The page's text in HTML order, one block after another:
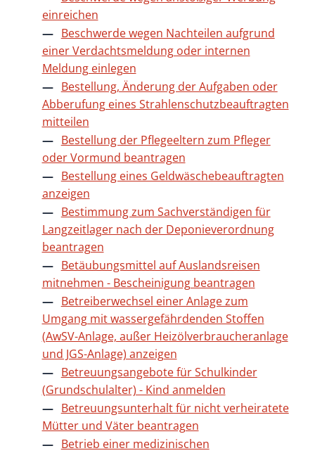
einreichen
Beschwerde wegen Nachteilen aufgrund
einer Verdachtsmeldung oder internen
Meldung einlegen
Bestellung, Änderung der Aufgaben oder
Abberufung eines Strahlenschutzbeauftragten
mitteilen
Bestellung der Pflegeeltern zum Pfleger
oder Vormund beantragen
Bestellung eines Geldwäschebeauftragten
anzeigen
Bestimmung zum Sachverständigen für
Langzeitlager nach der Deponieverordnung
beantragen
Betäubungsmittel auf Auslandsreisen
mitnehmen - Bescheinigung beantragen
Betreiberwechsel einer Anlage zum
Umgang mit wassergefährdenden Stoffen
(AwSV-Anlage, außer Heizölverbraucheranlage
und JGS-Anlage) anzeigen
Betreuungsangebote für Schulkinder
(Grundschulalter) - Kind anmelden
Betreuungsunterhalt für nicht verheiratete
Mütter und Väter beantragen
Betrieb einer medizinischen